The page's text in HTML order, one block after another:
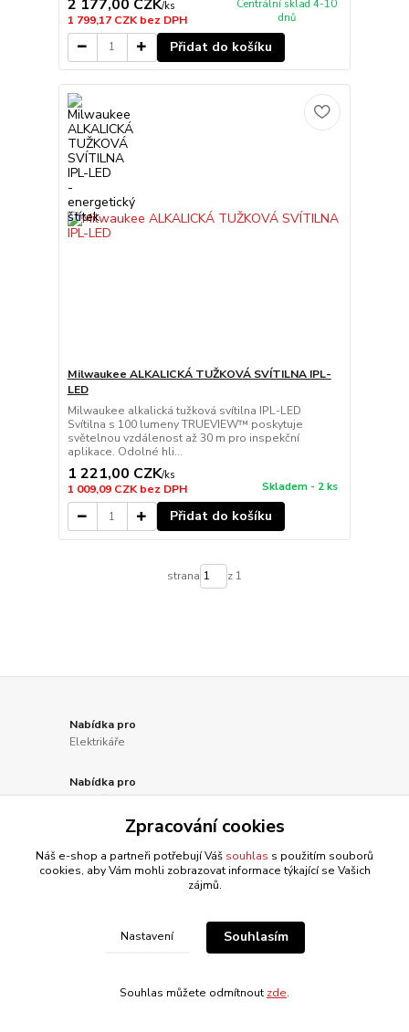
2 177,00 CZK/ks
1 799,17 CZKbez DPH
Centrální sklad 4-10
dnů
Přidat do košíku
Milwaukee ALKALICKÁ TUŽKOVÁ SVÍTILNA IPL-
LED
Milwaukee alkalická tužková svítilna IPL-LED
Svítilna s 100 lumeny TRUEVIEW™ poskytuje
světelnou vzdálenost až 30 m pro inspekční
aplikace. Odolné hli...
1 221,00 CZK/ks
1 009,09 CZKbez DPH Skladem - 2 ks
Přidat do košíku
strana z 1
Nabídka pro
Elektrikáře
Nabídka pro
Truhláře
Instalatéry
Zpracování cookies
Náš e-shop a partneři potřebují Váš souhlas s použitím souborů
cookies, aby Vám mohli zobrazovat informace týkající se Vašich
zájmů.
Nastavení Souhlasím
Souhlas můžete odmítnout zde.